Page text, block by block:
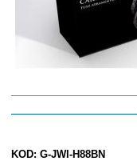
KOD: G-JWI-H88BN